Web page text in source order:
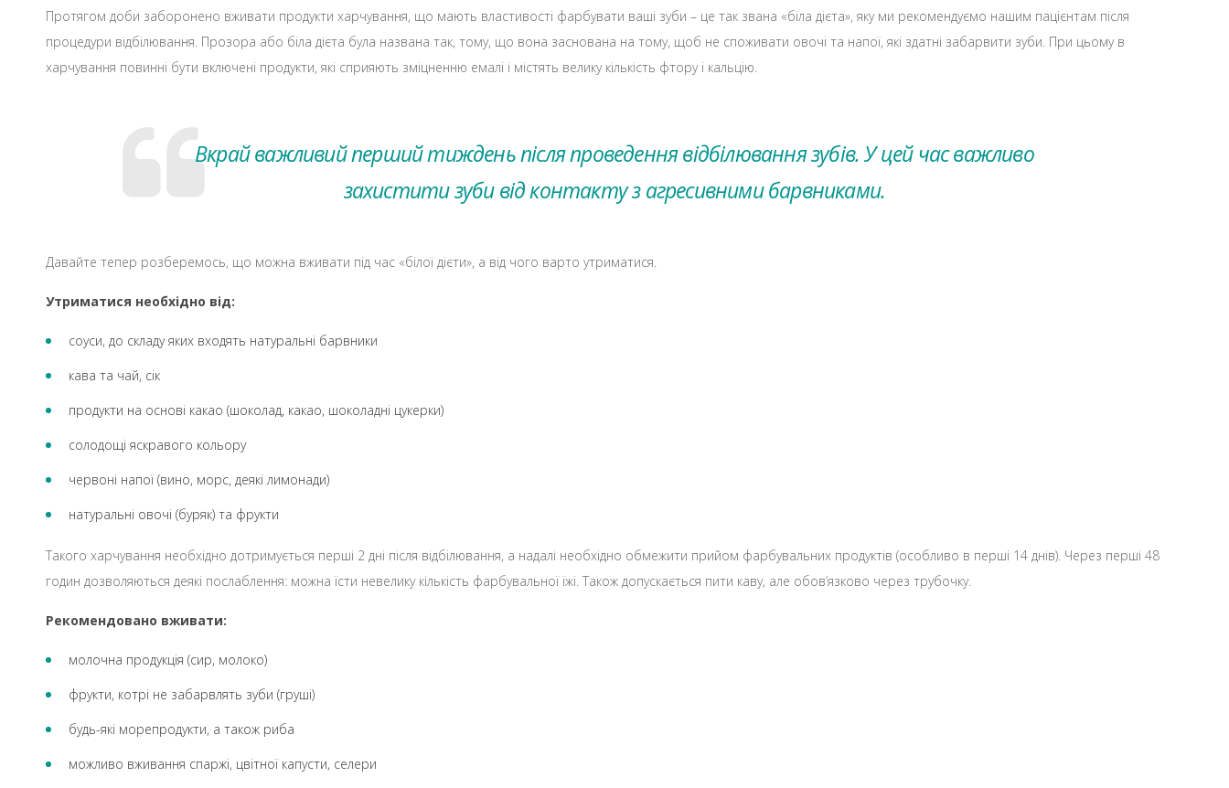
Протягом доби заборонено вживати продукти харчування, що мають властивості фарбувати ваші зуби – це так звана «біла дієта», яку ми рекомендуємо нашим пацієнтам після
процедури відбілювання. Прозора або біла дієта була названа так, тому, що вона заснована на тому, щоб не споживати овочі та напої, які здатні забарвити зуби. При цьому в
харчування повинні бути включені продукти, які сприяють зміцненню емалі і містять велику кількість фтору і кальцію.
Вкрай важливий перший тиждень після проведення відбілювання зубів. У цей час важливо
захистити зуби від контакту з агресивними барвниками.
Давайте тепер розберемось, що можна вживати під час «білої дієти», а від чого варто утриматися.
Утриматися необхідно від:
соуси, до складу яких входять натуральні барвники
кава та чай, сік
продукти на основі какао (шоколад, какао, шоколадні цукерки)
солодощі яскравого кольору
червоні напої (вино, морс, деякі лимонади)
натуральні овочі (буряк) та фрукти
Такого харчування необхідно дотримується перші 2 дні після відбілювання, а надалі необхідно обмежити прийом фарбувальних продуктів (особливо в перші 14 днів). Через перші 48
годин дозволяються деякі послаблення: можна їсти невелику кількість фарбувальної їжі. Також допускається пити каву, але обов’язково через трубочку.
Рекомендовано вживати:
молочна продукція (сир, молоко)
фрукти, котрі не забарвлять зуби (груші)
будь-які морепродукти, а також риба
можливо вживання спаржі, цвітної капусти, селери